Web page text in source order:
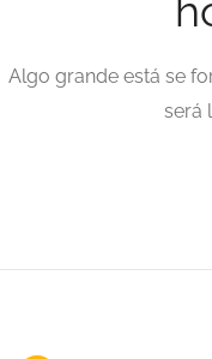
Algo grande está se
será